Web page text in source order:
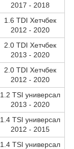
2017 - 2018
1.6 TDI Хетчбек
2012 - 2020
2.0 TDI Хетчбек
2013 - 2020
2.0 TDI Хетчбек
2012 - 2020
1.2 TSI универсал
2013 - 2020
1.4 TSI универсал
2012 - 2015
1.4 TSI универсал